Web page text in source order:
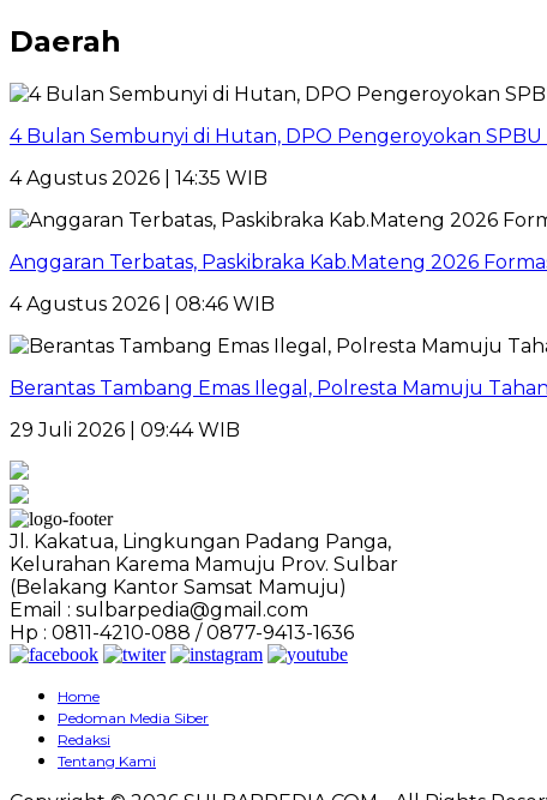
Daerah
4 Bulan Sembunyi di Hutan, DPO Pengeroyokan
4 Agustus 2026 | 14:35 WIB
Anggaran Terbatas, Paskibraka Kab.Mateng 2026
4 Agustus 2026 | 08:46 WIB
Berantas Tambang Emas Ilegal, Polresta Mamuju
29 Juli 2026 | 09:44 WIB
Jl. Kakatua, Lingkungan Padang Panga,
Kelurahan Karema Mamuju Prov. Sulbar
(Belakang Kantor Samsat Mamuju)
Email : sulbarpedia@gmail.com
Hp : 0811-4210-088 / 0877-9413-1636
Home
Pedoman Media Siber
Redaksi
Tentang Kami